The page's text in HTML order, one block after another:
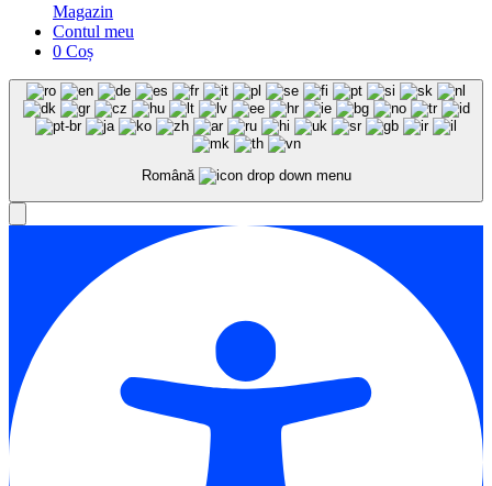
Magazin
Contul meu
0 Coș
Română